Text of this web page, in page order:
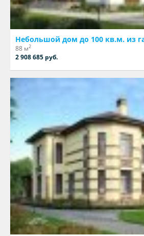
Небольшой дом до 100 кв.м. из
88 м2
2 908 685 руб.